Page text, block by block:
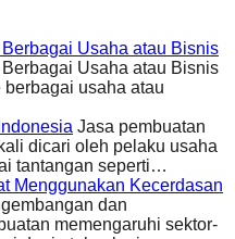
Usaha atau Bisnis
Usaha atau Bisnis
usaha atau
Jasa pembuatan
dicari oleh pelaku usaha
tantangan seperti…
Menggunakan Kecerdasan
dan
memengaruhi sektor-